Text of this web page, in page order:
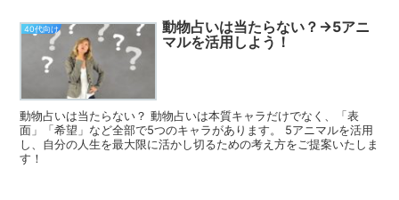
40代向け
動物占いは当たらない？→5アニ
マルを活用しよう！
動物占いは当たらない？ 動物占いは本質キャラだけでなく、「表
面」「希望」など全部で5つのキャラがあります。 5アニマルを活用
し、自分の人生を最大限に活かし切るための考え方をご提案いたしま
す！